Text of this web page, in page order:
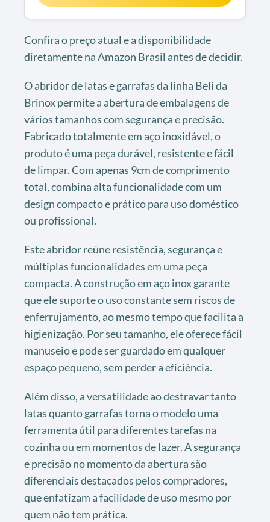
Confira o preço atual e a disponibilidade
diretamente na Amazon Brasil antes de decidir.
O abridor de latas e garrafas da linha Beli da
Brinox permite a abertura de embalagens de
vários tamanhos com segurança e precisão.
Fabricado totalmente em aço inoxidável, o
produto é uma peça durável, resistente e fácil
de limpar. Com apenas 9cm de comprimento
total, combina alta funcionalidade com um
design compacto e prático para uso doméstico
ou profissional.
Este abridor reúne resistência, segurança e
múltiplas funcionalidades em uma peça
compacta. A construção em aço inox garante
que ele suporte o uso constante sem riscos de
enferrujamento, ao mesmo tempo que facilita a
higienização. Por seu tamanho, ele oferece fácil
manuseio e pode ser guardado em qualquer
espaço pequeno, sem perder a eficiência.
Além disso, a versatilidade ao destravar tanto
latas quanto garrafas torna o modelo uma
ferramenta útil para diferentes tarefas na
cozinha ou em momentos de lazer. A segurança
e precisão no momento da abertura são
diferenciais destacados pelos compradores,
que enfatizam a facilidade de uso mesmo por
quem não tem prática.